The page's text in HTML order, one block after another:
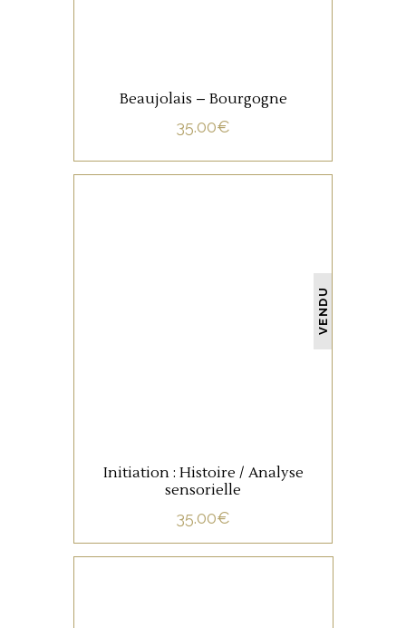
Beaujolais – Bourgogne
35.00€
VENDU
Initiation : Histoire / Analyse
sensorielle
35.00€